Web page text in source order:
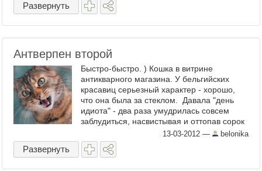
Развернуть
Антверпен второй
Быстро-быстро. ) Кошка в витрине
антикварного магазина. У бельгийских
красавиц серьезный характер - хорошо,
что она была за стеклом. Давала "день
идиота" - два раза умудрилась совсем
заблудиться, насвистывая и оттопав сорок
13-03-2012 — belonika
Развернуть